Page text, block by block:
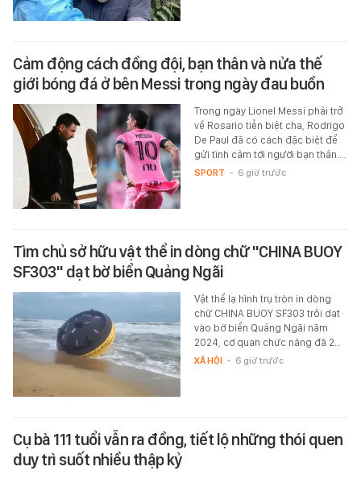
Cảm động cách đồng đội, bạn thân và nửa thế
giới bóng đá ở bên Messi trong ngày đau buồn
Trong ngày Lionel Messi phải trở
về Rosario tiễn biệt cha, Rodrigo
De Paul đã có cách đặc biệt để
gửi tình cảm tới người bạn thân.…
SPORT - 6 giờ trước
Tìm chủ sở hữu vật thể in dòng chữ "CHINA BUOY
SF303" dạt bờ biển Quảng Ngãi
Vật thể lạ hình trụ tròn in dòng
chữ CHINA BUOY SF303 trôi dạt
vào bờ biển Quảng Ngãi năm
2024, cơ quan chức năng đã 2…
XÃ HỘI - 6 giờ trước
Cụ bà 111 tuổi vẫn ra đồng, tiết lộ những thói quen
duy trì suốt nhiều thập kỷ